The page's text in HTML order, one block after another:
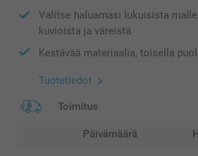
Valitse haluamasi lukuisista
kuvioista ja väreistä
Kestävää materiaalia, toisella
Tuotetiedot
Toimitus
Päivämäärä